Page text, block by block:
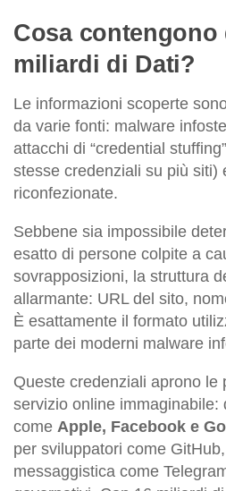
Cosa contengono
miliardi di Dati?
Le informazioni scoperte
da varie fonti: malware
attacchi di “credential
stesse credenziali su più siti)
riconfezionate.
Sebbene sia impossibile
esatto di persone colpite a
sovrapposizioni, la struttura
allarmante: URL del sito,
È esattamente il formato
parte dei moderni malware
Queste credenziali aprono le
servizio online immaginabile:
come Apple, Facebook e
per sviluppatori come
messaggistica come